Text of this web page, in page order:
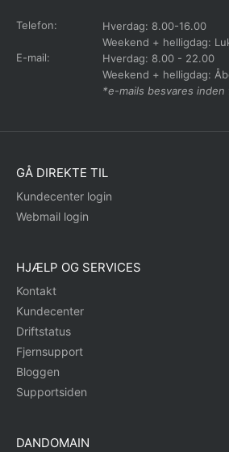
Telefon:
Hverdag: 8.00-16.00
Weekend + helligdag:
E-mail:
Hverdag: 8.00 - 22.00
Weekend + helligdag:
*e-mails besvares
GÅ DIREKTE TIL
Kundecenter login
Webmail login
HJÆLP OG SERVICES
Kontakt
Kundecenter
Driftstatus
Fjernsupport
Bloggen
Supportsiden
DANDOMAIN